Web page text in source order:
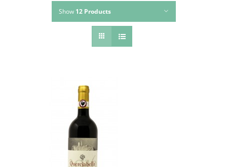
Show 12 Products